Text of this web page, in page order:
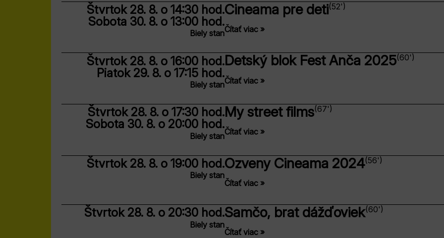
Štvrtok 28. 8.o 14:30 hod.
Sobota 30. 8.o 13:00 hod.
Biely stan
Cineama pre deti(52')
Čítať viac »
Štvrtok 28. 8.o 16:00 hod.
Piatok 29. 8.o 17:15 hod.
Biely stan
Detský blok Fest Anča 2025(60')
Čítať viac »
Štvrtok 28. 8.o 17:30 hod.
Sobota 30. 8.o 20:00 hod.
Biely stan
My street films(67')
Čítať viac »
Štvrtok 28. 8.o 19:00 hod.
Biely stan
Ozveny Cineama 2024(56')
Čítať viac »
Štvrtok 28. 8.o 20:30 hod.
Biely stan
Samčo, brat dážďoviek(60')
Čítať viac »